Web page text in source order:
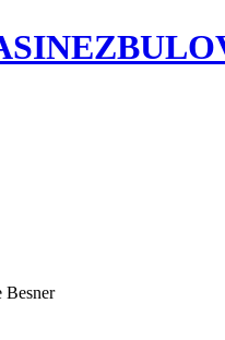
Besner